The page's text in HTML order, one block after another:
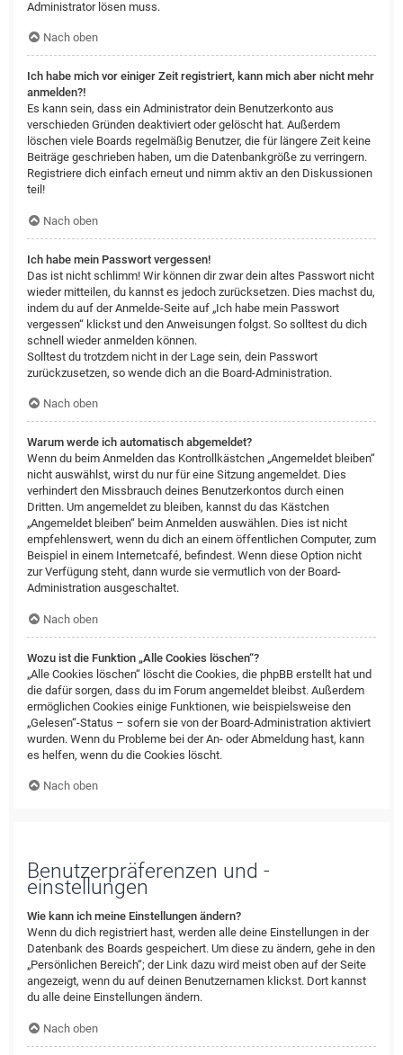
Administrator lösen muss.
Nach oben
Ich habe mich vor einiger Zeit registriert, kann mich aber nicht mehr
anmelden?!
Es kann sein, dass ein Administrator dein Benutzerkonto aus
verschieden Gründen deaktiviert oder gelöscht hat. Außerdem
löschen viele Boards regelmäßig Benutzer, die für längere Zeit keine
Beiträge geschrieben haben, um die Datenbankgröße zu verringern.
Registriere dich einfach erneut und nimm aktiv an den Diskussionen
teil!
Nach oben
Ich habe mein Passwort vergessen!
Das ist nicht schlimm! Wir können dir zwar dein altes Passwort nicht
wieder mitteilen, du kannst es jedoch zurücksetzen. Dies machst du,
indem du auf der Anmelde-Seite auf „Ich habe mein Passwort
vergessen“ klickst und den Anweisungen folgst. So solltest du dich
schnell wieder anmelden können.
Solltest du trotzdem nicht in der Lage sein, dein Passwort
zurückzusetzen, so wende dich an die Board-Administration.
Nach oben
Warum werde ich automatisch abgemeldet?
Wenn du beim Anmelden das Kontrollkästchen „Angemeldet bleiben“
nicht auswählst, wirst du nur für eine Sitzung angemeldet. Dies
verhindert den Missbrauch deines Benutzerkontos durch einen
Dritten. Um angemeldet zu bleiben, kannst du das Kästchen
„Angemeldet bleiben“ beim Anmelden auswählen. Dies ist nicht
empfehlenswert, wenn du dich an einem öffentlichen Computer, zum
Beispiel in einem Internetcafé, befindest. Wenn diese Option nicht
zur Verfügung steht, dann wurde sie vermutlich von der Board-
Administration ausgeschaltet.
Nach oben
Wozu ist die Funktion „Alle Cookies löschen“?
„Alle Cookies löschen“ löscht die Cookies, die phpBB erstellt hat und
die dafür sorgen, dass du im Forum angemeldet bleibst. Außerdem
ermöglichen Cookies einige Funktionen, wie beispielsweise den
„Gelesen“-Status – sofern sie von der Board-Administration aktiviert
wurden. Wenn du Probleme bei der An- oder Abmeldung hast, kann
es helfen, wenn du die Cookies löscht.
Nach oben
Benutzerpräferenzen und -
einstellungen
Wie kann ich meine Einstellungen ändern?
Wenn du dich registriert hast, werden alle deine Einstellungen in der
Datenbank des Boards gespeichert. Um diese zu ändern, gehe in den
„Persönlichen Bereich“; der Link dazu wird meist oben auf der Seite
angezeigt, wenn du auf deinen Benutzernamen klickst. Dort kannst
du alle deine Einstellungen ändern.
Nach oben